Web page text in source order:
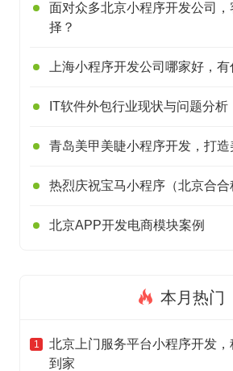
面对众多北京小程序开发公司
择？
上海小程序开发公司哪家好，
IT软件外包行业现状与问题分析
青岛美甲美睫小程序开发，打造
热烈庆祝宝马小程序（北京合
北京APP开发电商模块案例
本月热门
1
北京上门服务平台小程序开发
到家